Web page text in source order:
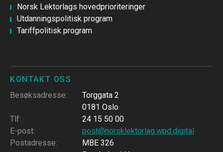
Norsk Lektorlags hovedprioriteringer
Utdanningspolitisk program
Tariffpolitisk program
KONTAKT OSS
Besøksadresse:
Torggata 2
0181 Oslo
Tlf:
24 15 50 00
E-post:
post@norsklektorlag.wpd.digital
Postadresse:
MBE 326